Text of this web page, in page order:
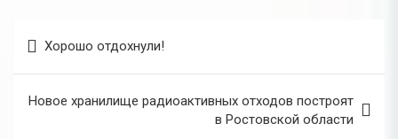
по
записям
Хорошо отдохнули!
Новое хранилище радиоактивных отходов построят
в Ростовской области